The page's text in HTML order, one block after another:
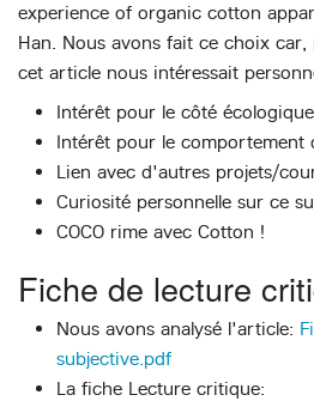
experience of organic cotton
Han. Nous avons fait ce choix
cet article nous intéressait
Intérêt pour le côté écologique
Intérêt pour le comportement
Lien avec d'autres projets/
Curiosité personnelle sur ce
COCO rime avec Cotton !
Fiche de lecture
Nous avons analysé l'article:
subjective.pdf
La fiche Lecture critique: